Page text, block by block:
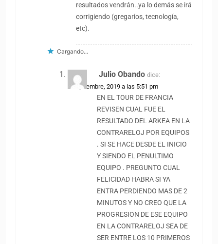
resultados vendrán..ya lo demás se irá
corrigiendo (gregarios, tecnología,
etc).
Cargando...
Julio Obando dice:
2 septiembre, 2019 a las 5:51 pm
EN EL TOUR DE FRANCIA
REVISEN CUAL FUE EL
RESULTADO DEL ARKEA EN LA
CONTRARELOJ POR EQUIPOS
. SI SE HACE DESDE EL INICIO
Y SIENDO EL PENULTIMO
EQUIPO . PREGUNTO CUAL
FELICIDAD HABRA SI YA
ENTRA PERDIENDO MAS DE 2
MINUTOS Y NO CREO QUE LA
PROGRESION DE ESE EQUIPO
EN LA CONTRARELOJ SEA DE
SER ENTRE LOS 10 PRIMEROS